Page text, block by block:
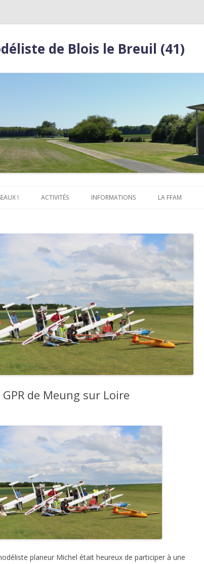
de Blois le Breuil (41)
au
! ACTIVITÉS INFORMATIONS LA FFAM
de Meung sur Loire
planeur Michel était heureux de participer à une